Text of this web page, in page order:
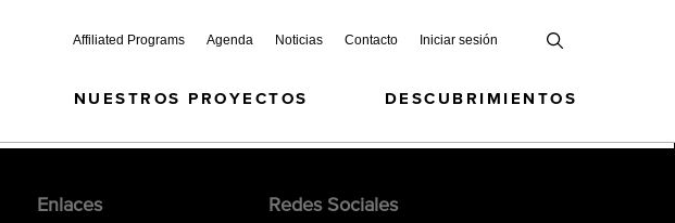
Affiliated Programs Agenda Noticias Contacto Iniciar sesión
NUESTROS PROYECTOS DESCUBRIMIENTOS
Enlaces Redes Sociales